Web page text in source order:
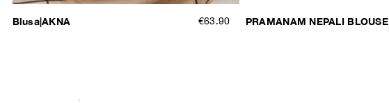
Blusa|AKNA €63.90 PRAMANAM NEPALI BLOUSE